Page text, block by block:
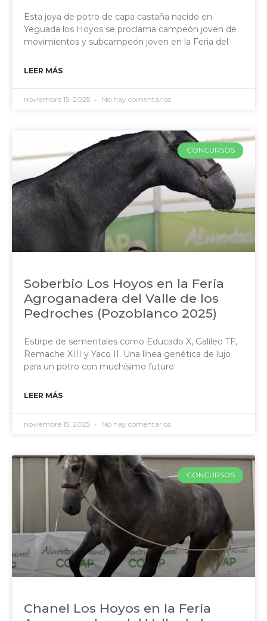
Esta joya de potro de capa castaña nacido en
Yeguada los Hoyos se proclama campeón joven de
movimientos y subcampeón joven en la Feria del
LEER MÁS
noviembre 15, 2025 No hay comentarios
CONCURSOS
Soberbio Los Hoyos en la Feria
Agroganadera del Valle de los
Pedroches (Pozoblanco 2025)
Estirpe de sementales como Educado X, Galileo TF,
Remache XIII y Yaco II. Una línea genética de lujo
para un potro con muchísimo futuro.
LEER MÁS
noviembre 15, 2025 No hay comentarios
CONCURSOS
Chanel Los Hoyos en la Feria